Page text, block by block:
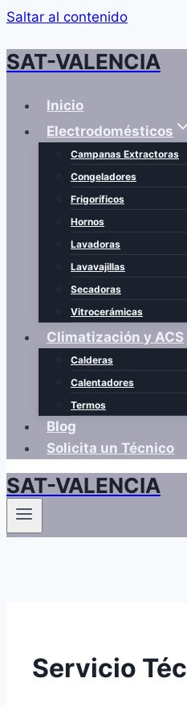
Saltar al contenido
SAT-VALENCIA
Inicio
Electrodomésticos
Campanas Extractoras
Congeladores
Frigoríficos
Hornos
Lavadoras
Lavavajillas
Secadoras
Vitrocerámicas
Climatización y ACS
Calderas
Calentadores
Termos
Blog
Solicita un Técnico
SAT-VALENCIA
Servicio